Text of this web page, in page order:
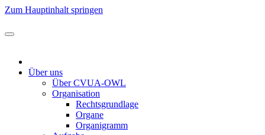
Zum Hauptinhalt springen
Über uns
Über CVUA-OWL
Organisation
Rechtsgrundlage
Organe
Organigramm